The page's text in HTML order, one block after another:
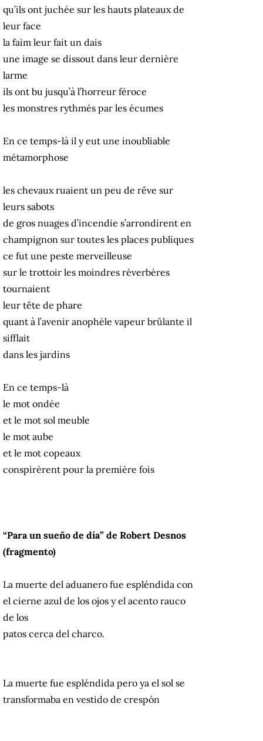
qu’ils ont juchée sur les hauts plateaux de
leur face
la faim leur fait un dais
une image se dissout dans leur dernière
larme
ils ont bu jusqu’à l’horreur féroce
les monstres rythmés par les écumes
En ce temps-là il y eut une inoubliable
métamorphose
les chevaux ruaient un peu de rêve sur
leurs sabots
de gros nuages d’incendie s’arrondirent en
champignon sur toutes les places publiques
ce fut une peste merveilleuse
sur le trottoir les moindres réverbères
tournaient
leur tête de phare
quant à l’avenir anophèle vapeur brûlante il
sifflait
dans les jardins
En ce temps-là
le mot ondée
et le mot sol meuble
le mot aube
et le mot copeaux
conspirèrent pour la première fois
“Para un sueño de día” de Robert Desnos
(fragmento)
La muerte del aduanero fue espléndida con
el cierne azul de los ojos y el acento rauco
de los
patos cerca del charco.
La muerte fue espléndida pero ya el sol se
transformaba en vestido de crespón